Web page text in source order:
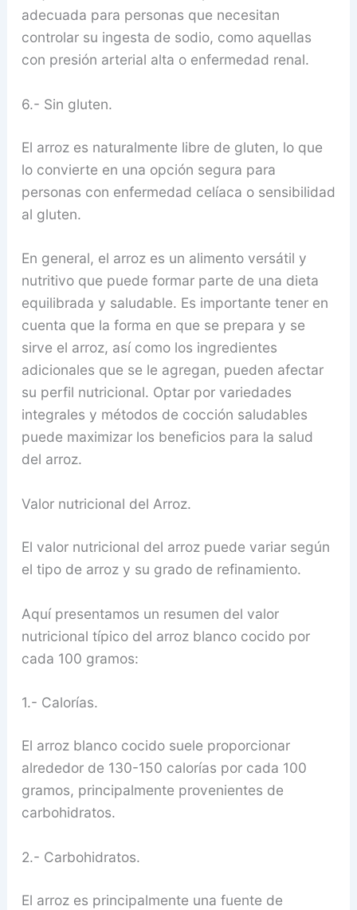
adecuada para personas que necesitan
controlar su ingesta de sodio, como aquellas
con presión arterial alta o enfermedad renal.
6.- Sin gluten.
El arroz es naturalmente libre de gluten, lo que
lo convierte en una opción segura para
personas con enfermedad celíaca o sensibilidad
al gluten.
En general, el arroz es un alimento versátil y
nutritivo que puede formar parte de una dieta
equilibrada y saludable. Es importante tener en
cuenta que la forma en que se prepara y se
sirve el arroz, así como los ingredientes
adicionales que se le agregan, pueden afectar
su perfil nutricional. Optar por variedades
integrales y métodos de cocción saludables
puede maximizar los beneficios para la salud
del arroz.
Valor nutricional del Arroz.
El valor nutricional del arroz puede variar según
el tipo de arroz y su grado de refinamiento.
Aquí presentamos un resumen del valor
nutricional típico del arroz blanco cocido por
cada 100 gramos:
1.- Calorías.
El arroz blanco cocido suele proporcionar
alrededor de 130-150 calorías por cada 100
gramos, principalmente provenientes de
carbohidratos.
2.- Carbohidratos.
El arroz es principalmente una fuente de